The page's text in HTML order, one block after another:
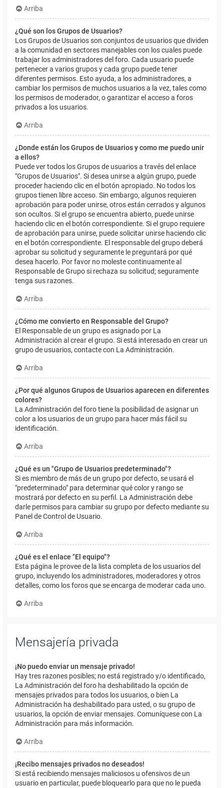
Arriba
¿Qué son los Grupos de Usuarios?
Los Grupos de Usuarios son conjuntos de usuarios que dividen
a la comunidad en sectores manejables con los cuales puede
trabajar los administradores del foro. Cada usuario puede
pertenecer a varios grupos y cada grupo puede tener
diferentes permisos. Esto ayuda, a los administradores, a
cambiar los permisos de muchos usuarios a la vez, tales como
los permisos de moderador, o garantizar el acceso a foros
privados a los usuarios.
Arriba
¿Donde están los Grupos de Usuarios y como me puedo unir
a ellos?
Puede ver todos los Grupos de usuarios a través del enlace
"Grupos de Usuarios". Si desea unirse a algún grupo, puede
proceder haciendo clic en el botón apropiado. No todos los
grupos tienen libre acceso. Sin embargo, algunos requieren
aprobación para poder unirse, otros están cerrados y algunos
son ocultos. Si el grupo se encuentra abierto, puede unirse
haciendo clic en el botón correspondiente. Si el grupo requiere
de aprobación para unirse, puede solicitar unirse haciendo clic
en el botón correspondiente. El responsable del grupo deberá
aprobar su solicitud y seguramente le preguntará por qué
desea hacerlo. Por favor no moleste continuamente al
Responsable de Grupo si rechaza su solicitud; seguramente
tenga sus razones.
Arriba
¿Cómo me convierto en Responsable del Grupo?
El Responsable de un grupo es asignado por La
Administración al crear el grupo. Si está interesado en crear un
grupo de usuarios, contacte con La Administración.
Arriba
¿Por qué algunos Grupos de Usuarios aparecen en diferentes
colores?
La Administración del foro tiene la posibilidad de asignar un
color a los usuarios de un grupo para hacer más fácil su
identificación.
Arriba
¿Qué es un "Grupo de Usuarios predeterminado"?
Si es miembro de más de un grupo por defecto, se usará el
"predeterminado" para determinar qué color y rango se
mostrará por defecto en su perfil. La Administración debe
darle permisos para cambiar su grupo por defecto mediante su
Panel de Control de Usuario.
Arriba
¿Qué es el enlace "El equipo"?
Esta página le provee de la lista completa de los usuarios del
grupo, incluyendo los administradores, moderadores y otros
detalles, como los foros que se encarga de moderar cada uno.
Arriba
Mensajería privada
¡No puedo enviar un mensaje privado!
Hay tres razones posibles; no está registrado y/o identificado,
La Administración del foro ha deshabilitado la opción de
mensajes privados para todos los usuarios, o bien La
Administración ha deshabilitado para usted, o su grupo de
usuarios, la opción de enviar mensajes. Comuníquese con La
Administración para más información.
Arriba
¡Recibo mensajes privados no deseados!
Si está recibiendo mensajes maliciosos u ofensivos de un
usuario en particular, puede bloquearlo para que no le pueda